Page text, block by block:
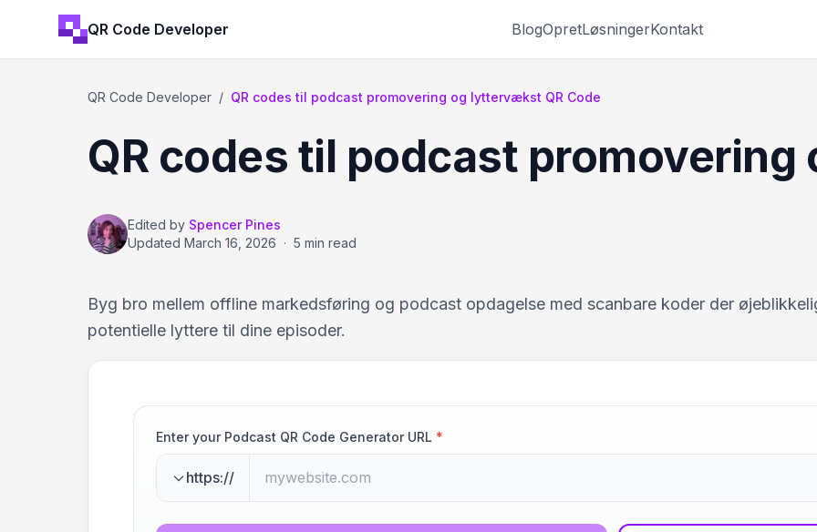
QR Code Developer BlogOpretLøsningerKontakt
QR Code Developer / QR codes til podcast promovering og lyttervækst QR Code
QR codes til podcast
Edited by Spencer Pines
Updated March 16, 2026 · 5 min read
Byg bro mellem offline markedsføring og podcast opdagelse med scanbare koder der
potentielle lyttere til dine episoder.
Enter your Podcast QR Code Generator URL *
https://